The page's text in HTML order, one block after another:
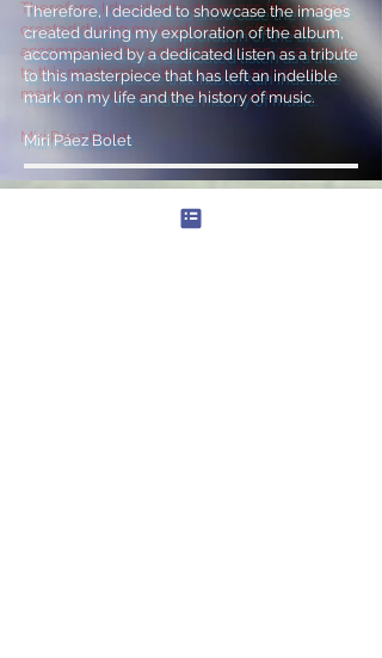
Therefore, I decided to showcase the images
created during my exploration of the album,
accompanied by a dedicated listen as a tribute
to this masterpiece that has left an indelible
mark on my life and the history of music.
Miri Páez Bolet